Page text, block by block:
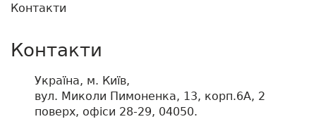
Контакти
Контакти
Україна, м. Київ,
вул. Миколи Пимоненка, 13, корп.6А, 2
поверх, офіси 28-29, 04050.